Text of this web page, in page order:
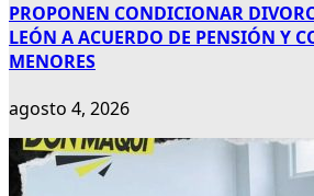
PROPONEN CONDICIONAR
LEÓN A ACUERDO DE PENSIÓN Y
MENORES
agosto 4, 2026